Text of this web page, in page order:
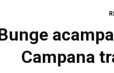
Campana